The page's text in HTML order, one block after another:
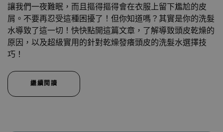
讓我們一夜難眠，而且摳得摳得會在衣服上留下尷尬的皮
屑。不要再忍受這種困擾了！但你知道嗎？其實是你的洗髮
水導致了這一切！快快點開這篇文章，了解導致頭皮乾燥的
原因，以及超級實用的針對乾燥發癢頭皮的洗髮水選擇技
巧！
繼續閱讀